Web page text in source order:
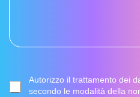
Autorizzo il trattamento dei
secondo le modalità della